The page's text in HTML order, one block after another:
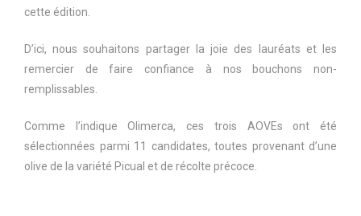
cette édition.
D’ici, nous souhaitons partager la joie des lauréats et les
remercier de faire confiance à nos bouchons non-
remplissables.
Comme l’indique Olimerca, ces trois AOVEs ont été
sélectionnées parmi 11 candidates, toutes provenant d’une
olive de la variété Picual et de récolte précoce.